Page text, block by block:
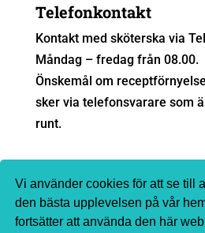
Vi använder cookies för att se till
den bästa upplevelsen på vår
fortsätter att använda den här
Telefonkontakt
Kontakt med sköterska via
Måndag – fredag från 08.00.
Önskemål om
sker via telefonsvarare som
runt.
Sjukvårdsrådgivning
Ingen sjukvårdsrådgivning
hänvisar till1177.seeller